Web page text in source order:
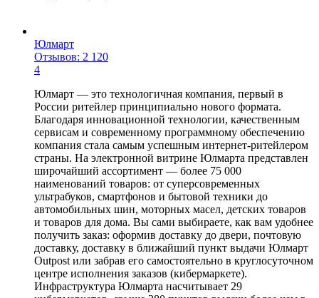
Юлмарт
Отзывов: 2 120
4
Юлмарт — это технологичная компания, первый в
России ритейлер принципиально нового формата.
Благодаря инновационной технологии, качественным
сервисам и современному программному обеспечению
компания стала самым успешным интернет-ритейлером
страны. На электронной витрине Юлмарта представлен
широчайший ассортимент — более 75 000
наименований товаров: от суперсовременных
ультрабуков, смартфонов и бытовой техники до
автомобильных шин, моторных масел, детских товаров
и товаров для дома. Вы сами выбираете, как вам удобнее
получить заказ: оформив доставку до двери, почтовую
доставку, доставку в ближайший пункт выдачи Юлмарт
Outpost или забрав его самостоятельно в круглосуточном
центре исполнения заказов (кибермаркете).
Инфраструктура Юлмарта насчитывает 29